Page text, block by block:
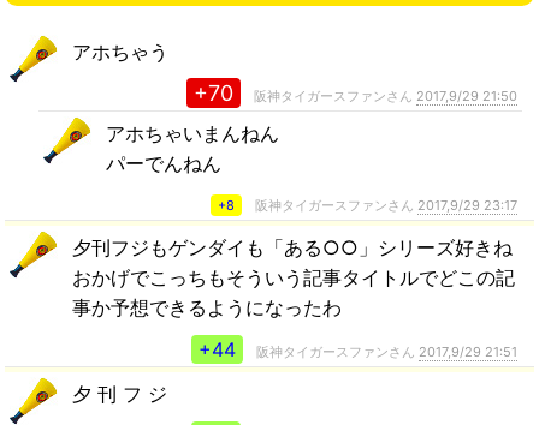
アホちゃう
+70 阪神タイガースファンさん 2017,9/29 21:50
アホちゃいまんねん
パーでんねん
+8 阪神タイガースファンさん 2017,9/29 23:17
夕刊フジもゲンダイも「ある○○」シリーズ好きね
おかげでこっちもそういう記事タイトルでどこの記
事か予想できるようになったわ
+44
阪神タイガースファンさん 2017,9/29 21:51
夕 刊 フ ジ